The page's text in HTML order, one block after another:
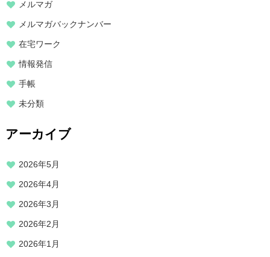
メルマガ
メルマガバックナンバー
在宅ワーク
情報発信
手帳
未分類
アーカイブ
2026年5月
2026年4月
2026年3月
2026年2月
2026年1月